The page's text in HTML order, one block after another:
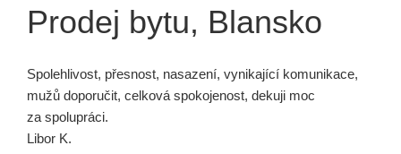
Prodej bytu, Blansko
Spolehlivost, přesnost, nasazení, vynikající komunikace,
mužů doporučit, celková spokojenost, dekuji moc
za spolupráci.
Libor K.